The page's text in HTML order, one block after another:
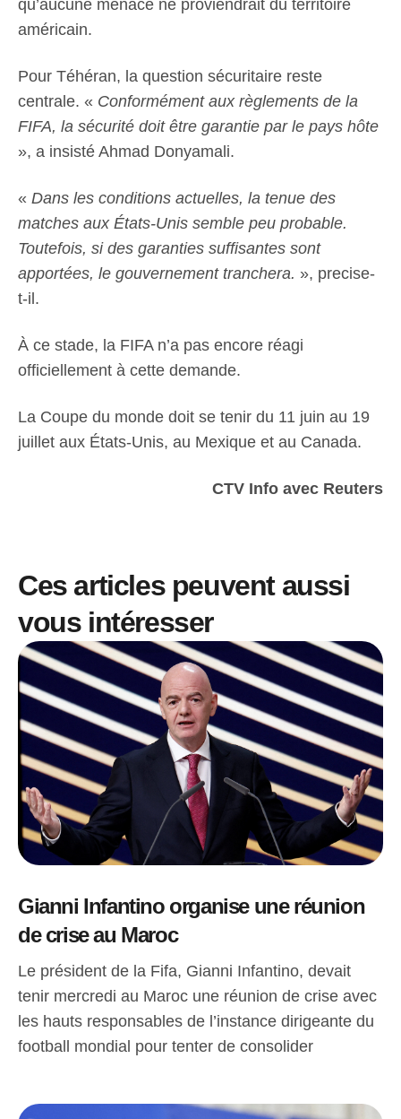
qu’aucune menace ne proviendrait du territoire
américain.
Pour Téhéran, la question sécuritaire reste
centrale. « Conformément aux règlements de la
FIFA, la sécurité doit être garantie par le pays hôte
», a insisté Ahmad Donyamali.
« Dans les conditions actuelles, la tenue des
matches aux États-Unis semble peu probable.
Toutefois, si des garanties suffisantes sont
apportées, le gouvernement tranchera. », precise-
t-il.
À ce stade, la FIFA n’a pas encore réagi
officiellement à cette demande.
La Coupe du monde doit se tenir du 11 juin au 19
juillet aux États-Unis, au Mexique et au Canada.
CTV Info avec Reuters
Ces articles peuvent aussi
vous intéresser
Gianni Infantino organise une réunion
de crise au Maroc
Le président de la Fifa, Gianni Infantino, devait
tenir mercredi au Maroc une réunion de crise avec
les hauts responsables de l’instance dirigeante du
football mondial pour tenter de consolider